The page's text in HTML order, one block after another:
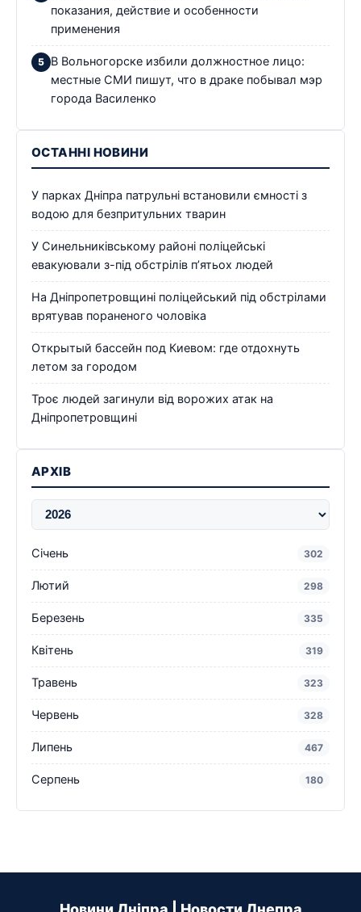
показания, действие и особенности
применения
В Вольногорске избили должностное лицо:
местные СМИ пишут, что в драке побывал мэр
города Василенко
ОСТАННІ НОВИНИ
У парках Дніпра патрульні встановили ємності з
водою для безпритульних тварин
У Синельниківському районі поліцейські
евакуювали з-під обстрілів п’ятьох людей
На Дніпропетровщині поліцейський під обстрілами
врятував пораненого чоловіка
Открытый бассейн под Киевом: где отдохнуть
летом за городом
Троє людей загинули від ворожих атак на
Дніпропетровщині
АРХІВ
Січень 302
Лютий 298
Березень 335
Квітень 319
Травень 323
Червень 328
Липень 467
Серпень 180